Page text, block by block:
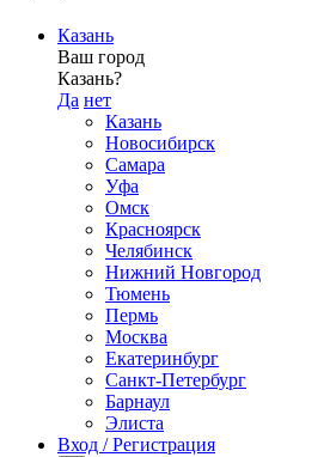
Казань
Ваш город
Казань?
Да нет
Казань
Новосибирск
Самара
Уфа
Омск
Красноярск
Челябинск
Нижний Новгород
Тюмень
Пермь
Москва
Екатеринбург
Санкт-Петербург
Барнаул
Элиста
Вход / Регистрация